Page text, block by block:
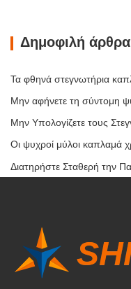
Δημοφιλή άρθρα